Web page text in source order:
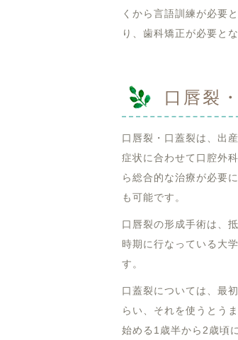
くから言語訓練が必要
り、歯科矯正が必要と
口唇裂
口唇裂・口蓋裂は、出
症状に合わせて口腔外
ら総合的な治療が必要
も可能です。
口唇裂の形成手術は、
時期に行なっている大
す。
口蓋裂については、最
らい、それを使うとう
始める1歳半から2歳頃